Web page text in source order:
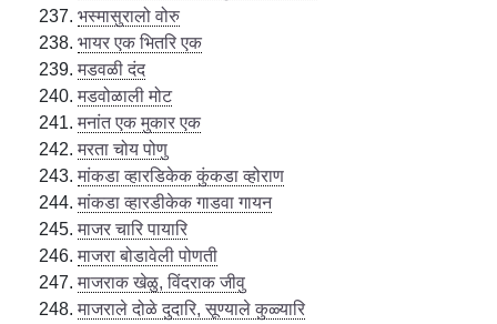
भस्मासुरालो वोरु
भायर एक भितरि एक
मडवळी दंद
मडवोळाली मोट
मनांत एक मुकार एक
मरता चोय पोणु
मांकडा व्हारडिकेक कुंकडा व्होराण
मांकडा व्हारडीकेक गाडवा गायन
माजर चारि पायारि
माजरा बोडावेली पोणती
माजराक खेळु, विंदराक जीवु
माजराले दोळे दुदारि, सूण्याले कुळ्यारि